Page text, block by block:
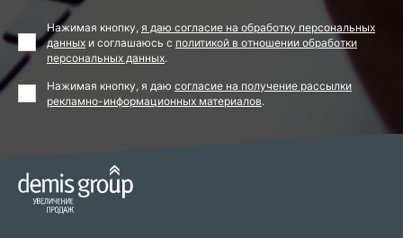
Нажимая кнопку, я даю согласие на обработку персональных
данных и соглашаюсь с политикой в отношении обработки
персональных данных.
Нажимая кнопку, я даю согласие на получение рассылки
рекламно-информационных материалов.